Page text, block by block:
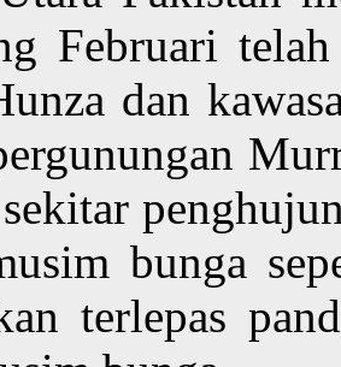
Februari
dan
bunga
terlepas